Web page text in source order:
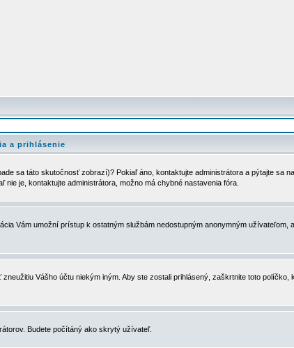
a prihlásenie
sa táto skutočnosť zobrazí)? Pokiaľ áno, kontaktujte administrátora a pýtajte sa
je, kontaktujte administrátora, možno má chybné nastavenia fóra.
Vám umožní prístup k ostatným službám nedostupným anonymným užívateľom,
Vášho účtu niekým iným. Aby ste zostali prihlásený, zaškrtnite toto políčko,
Budete počítáný ako skrytý užívateľ.